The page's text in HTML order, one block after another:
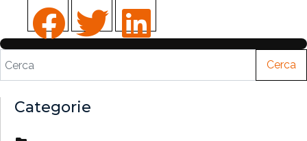
Cerca
Categorie